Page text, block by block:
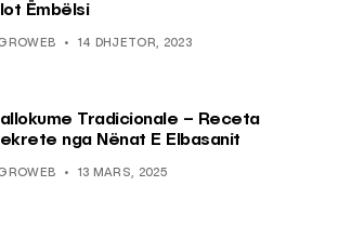
Ëmbëlsi
14 DHJETOR, 2023
Tradicionale – Receta
nga Nënat E Elbasanit
13 MARS, 2025